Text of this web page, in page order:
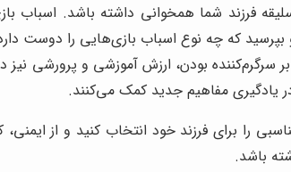
فرزند شما همخوانی داشته باشد. اسباب
بپرسید که چه نوع اسباب بازی‌هایی را دوست
سرگرم‌کننده بودن، ارزش آموزشی و پرورشی
یادگیری مفاهیم جدید کمک می‌کنند.
را برای فرزند خود انتخاب کنید و از
باشد.